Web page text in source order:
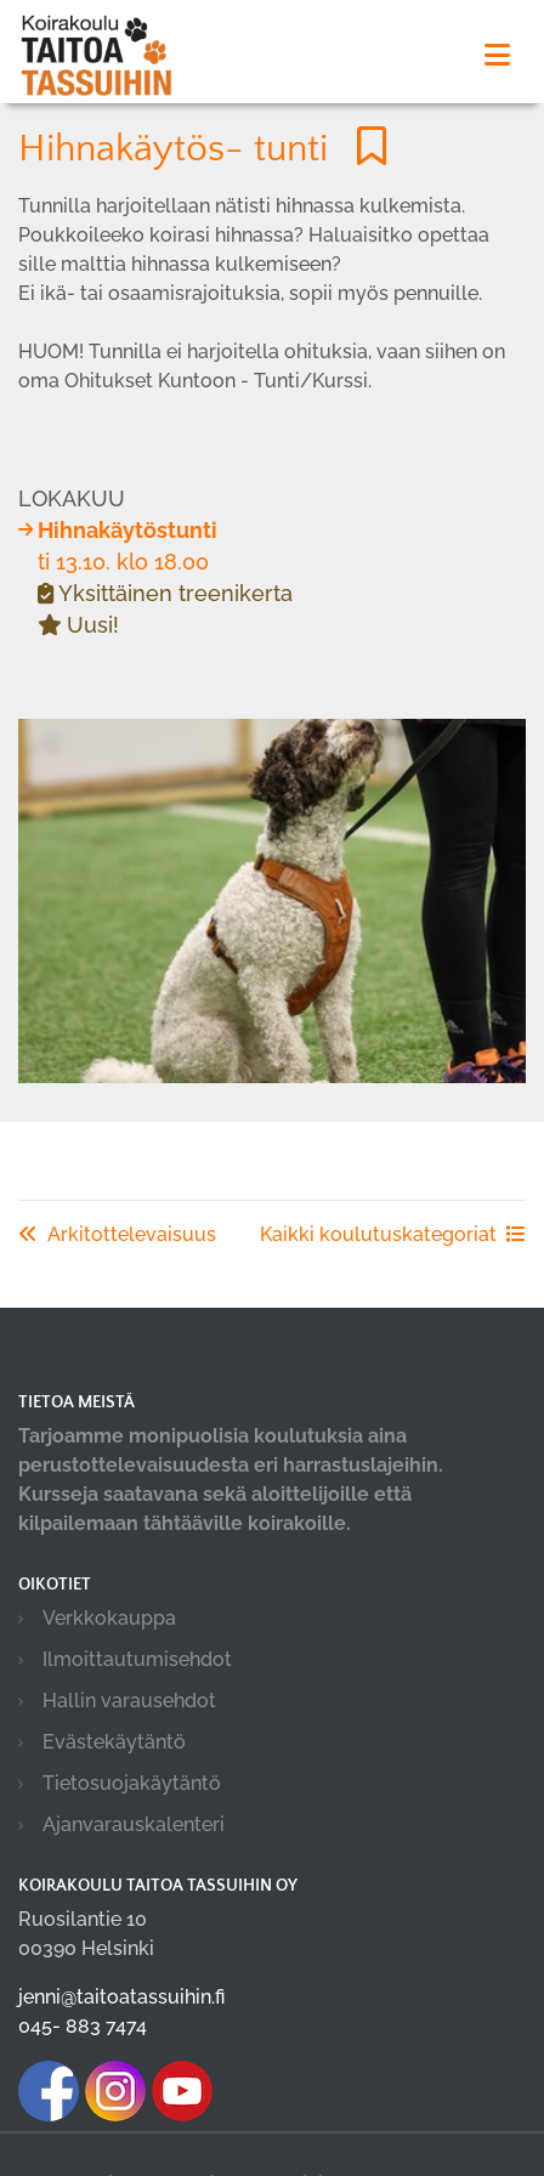
Hihnakäytös- tunti
Tunnilla harjoitellaan nätisti hihnassa kulkemista.
Poukkoileeko koirasi hihnassa? Haluaisitko opettaa
sille malttia hihnassa kulkemiseen?
Ei ikä- tai osaamisrajoituksia, sopii myös pennuille.
HUOM! Tunnilla ei harjoitella ohituksia, vaan siihen on
oma Ohitukset Kuntoon - Tunti/Kurssi.
LOKAKUU
Hihnakäytöstunti
ti 13.10. klo 18.00
Yksittäinen treenikerta
Uusi!
Arkitottelevaisuus Kaikki koulutuskategoriat
TIETOA MEISTÄ
Tarjoamme monipuolisia koulutuksia aina
perustottelevaisuudesta eri harrastuslajeihin.
Kursseja saatavana sekä aloittelijoille että
kilpailemaan tähtääville koirakoille.
OIKOTIET
Verkkokauppa
Ilmoittautumisehdot
Hallin varausehdot
Evästekäytäntö
Tietosuojakäytäntö
Ajanvarauskalenteri
KOIRAKOULU TAITOA TASSUIHIN OY
Ruosilantie 10
00390 Helsinki
jenni@taitoatassuihin.fi
045- 883 7474